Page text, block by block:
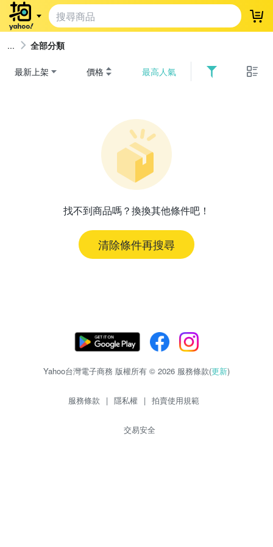
登
全部分類
最新上架 價格 最高人氣
找不到商品嗎？換換其他條件吧！
清除條件再搜尋
Yahoo台灣電子商務 版權所有 © 2026 服務條款(更新)
服務條款 | 隱私權 | 拍賣使用規範
交易安全